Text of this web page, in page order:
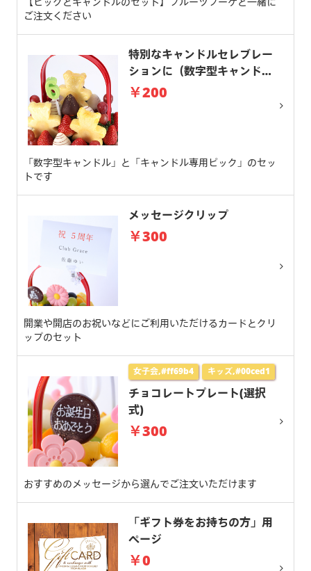
ご注文ください
特別なキャンドルセレブレー
ションに（数字型キャンド
ル）
￥200
「数字型キャンドル」と「キャンドル専用ピック」のセッ
トです
メッセージクリップ
￥300
開業や開店のお祝いなどにご利用いただけるカードとクリ
ップのセット
女子会,#ff69b4 キッズ,#00ced1
チョコレートプレート(選択
式)
￥300
おすすめのメッセージから選んでご注文いただけます
「ギフト券をお持ちの方」用
ページ
￥0